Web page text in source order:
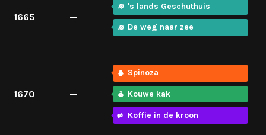
1665
's lands Geschuthuis
De weg naar zee
1670
Spinoza
Kouwe kak
Koffie in de kroon